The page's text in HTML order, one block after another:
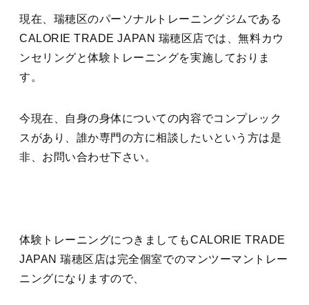
現在、瑞穂区のパーソナルトレーニングジムである
CALORIE TRADE JAPAN 瑞穂区店では、無料カウ
ンセリングと体験トレーニングを実施しておりま
す。
今現在、自身の身体についての内容でコンプレック
スがあり、誰か専門の方に相談したいという方は是
非、お問い合わせ下さい。
体験トレーニングにつきましてもCALORIE TRADE
JAPAN 瑞穂区店は完全個室でのマンツーマントレー
ニングになりますので、